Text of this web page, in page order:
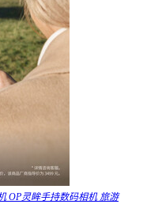
OP灵眸手持数码相机 旅游